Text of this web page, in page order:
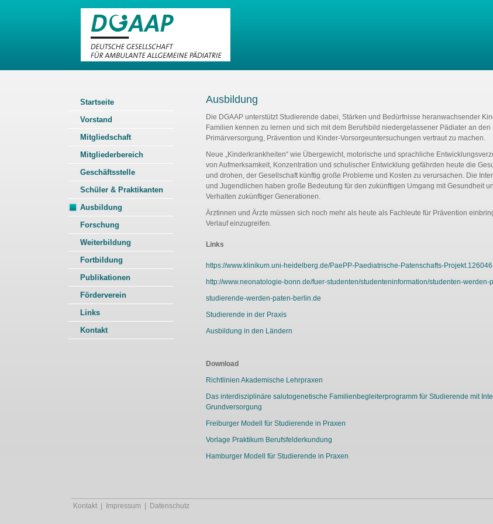
Startseite
Vorstand
Mitgliedschaft
Mitgliederbereich
Geschäftsstelle
Schüler & Praktikanten
Ausbildung
Forschung
Weiterbildung
Fortbildung
Publikationen
Förderverein
Links
Kontakt
Ausbildung
Die DGAAP unterstützt Studierende dabei, Stärken und Bedürfnisse heranwachsender
Familien kennen zu lernen und sich mit dem Berufsbild niedergelassener Pädiater an den
Primärversorgung, Prävention und Kinder-Vorsorgeuntersuchungen vertraut zu machen.
Neue „Kinderkrankheiten“ wie Übergewicht, motorische und sprachliche
von Aufmerksamkeit, Konzentration und schulischer Entwicklung gefährden heute die
und drohen, der Gesellschaft künftig große Probleme und Kosten zu verursachen. Die
und Jugendlichen haben große Bedeutung für den zukünftigen Umgang mit Gesundheit
Verhalten zukünftiger Generationen.
Ärztinnen und Ärzte müssen sich noch mehr als heute als Fachleute für Prävention
Verlauf einzugreifen.
Links
https://www.klinikum.uni-heidelberg.de/PaePP-Paediatrische-Patenschafts-
http://www.neonatologie-bonn.de/fuer-studenten/studenteninformation/studenten-werden-
studierende-werden-paten-berlin.de
Studierende in der Praxis
Ausbildung in den Ländern
Download
Richtlinien Akademische Lehrpraxen
Das interdisziplinäre salutogenetische Familienbegleiterprogramm für Studierende mit
Grundversorgung
Freiburger Modell für Studierende in Praxen
Vorlage Praktikum Berufsfelderkundung
Hamburger Modell für Studierende in Praxen
Kontakt Impressum Datenschutz